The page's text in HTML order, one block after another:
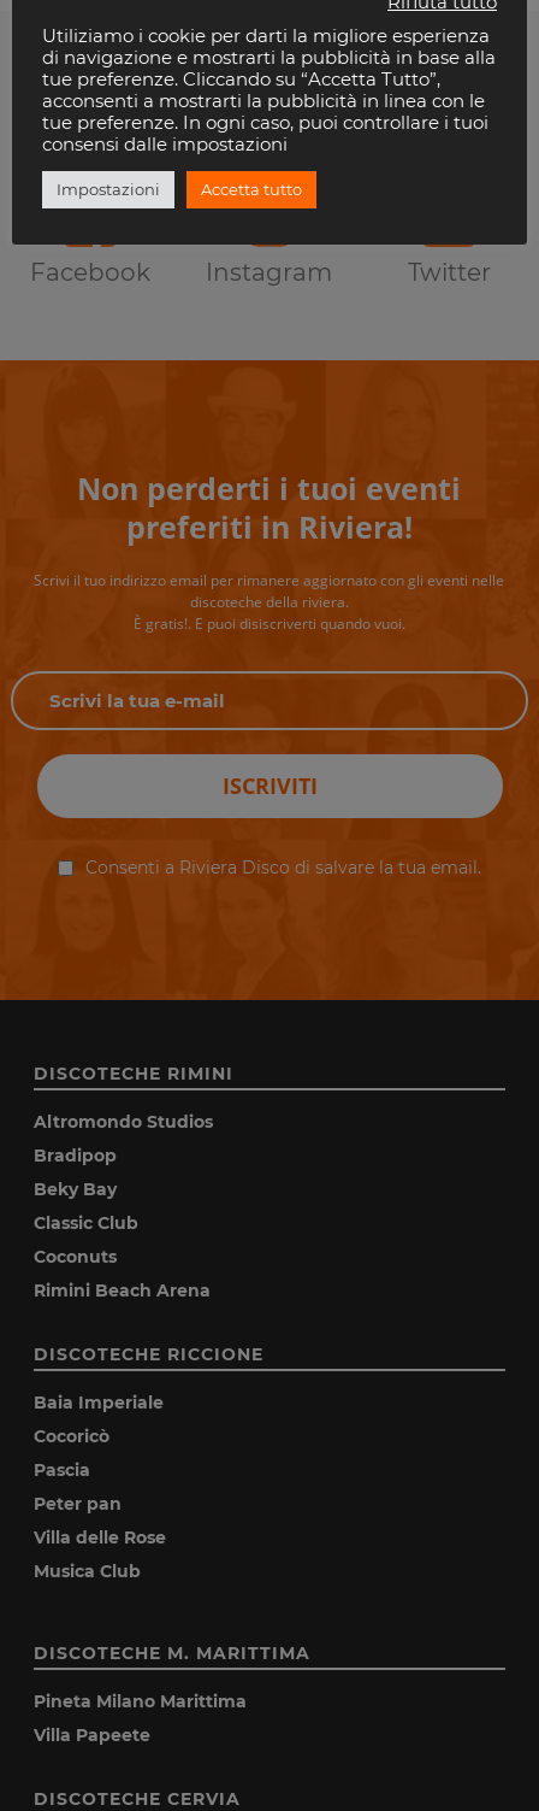
Ti piace Riviera Disco?
Seguici anche sui Social
Facebook Instagram Twitter
Non perderti i tuoi eventi
preferiti in Riviera!
Scrivi il tuo indirizzo email per rimanere aggiornato con gli eventi nelle
discoteche della riviera.
È gratis!. E puoi disiscriverti quando vuoi.
ISCRIVITI
Consenti a Riviera Disco di salvare la tua email.
DISCOTECHE RIMINI
Altromondo Studios
Bradipop
Beky Bay
Classic Club
Coconuts
Rimini Beach Arena
DISCOTECHE RICCIONE
Baia Imperiale
Cocoricò
Pascia
Peter pan
Villa delle Rose
Musica Club
DISCOTECHE M. MARITTIMA
Pineta Milano Marittima
Villa Papeete
DISCOTECHE CERVIA
Utiliziamo i cookie per darti la migliore esperienza
di navigazione e mostrarti la pubblicità in base alla
tue preferenze. Cliccando su “Accetta Tutto”,
acconsenti a mostrarti la pubblicità in linea con le
tue preferenze. In ogni caso, puoi controllare i tuoi
consensi dalle impostazioni
Impostazioni Accetta tutto